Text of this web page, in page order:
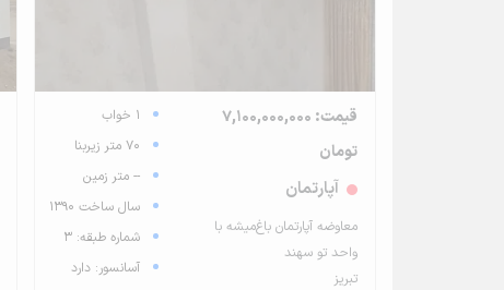
قیمت: 7,100,000,000
تومان
آپارتمان
معاوضه آپارتمان باغ‌میشه با
واحد تو سهند
تبریز
1 خواب
70 متر زیربنا
-- متر زمین
سال ساخت 1390
شماره طبقه: 3
آسانسور: دارد